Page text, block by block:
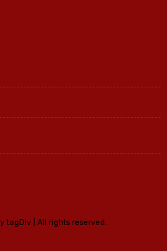
tagDiv | All rights reserved.